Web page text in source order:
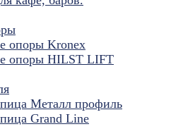
опоры Kronex
опоры HILST LIFT
Металл профиль
Grand Line